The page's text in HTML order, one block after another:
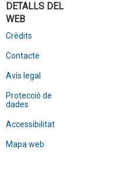
DETALLS DEL
WEB
Crèdits
Contacte
Avís legal
Protecció de
dades
Accessibilitat
Mapa web